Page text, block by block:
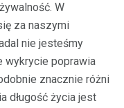
W
za naszymi
nie jesteśmy
wykrycie poprawia
znacznie różni
długość życia jest